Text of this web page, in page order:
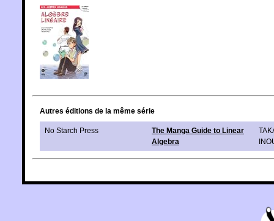
Autres éditions de la même série
No Starch Press
The Manga Guide to Linear
Algebra